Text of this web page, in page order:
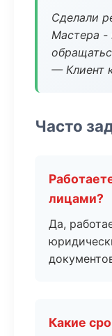
Сделали
Мастера -
— Клиент
Часто
лицами?
Да,
Какие